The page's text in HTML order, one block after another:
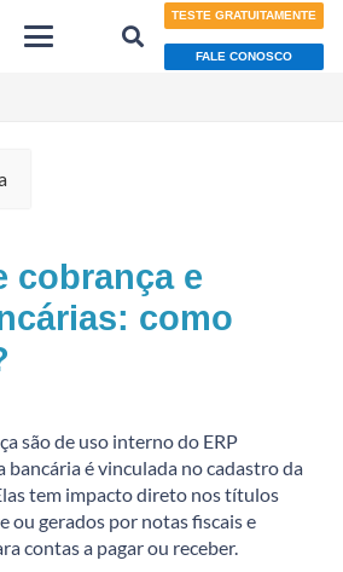
TESTE GRATUITAMENTE
FALE CONOSCO
cobrança e
como
são de uso interno do ERP
bancária é vinculada no cadastro da
tem impacto direto nos títulos
ou gerados por notas fiscais e
contas a pagar ou receber.